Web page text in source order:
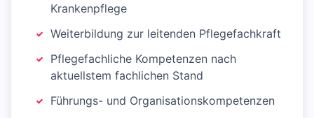
Krankenpflege
Weiterbildung zur leitenden Pflegefachkraft
Pflegefachliche Kompetenzen nach
aktuellstem fachlichen Stand
Führungs- und Organisationskompetenzen